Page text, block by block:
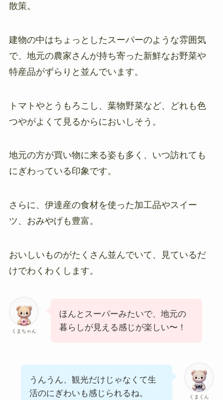
散策。
建物の中はちょっとしたスーパーのような雰囲気
で、地元の農家さんが持ち寄った新鮮なお野菜や
特産品がずらりと並んでいます。
トマトやとうもろこし、葉物野菜など、どれも色
つやがよくて見るからにおいしそう。
地元の方が買い物に来る姿も多く、いつ訪れても
にぎわっている印象です。
さらに、伊達産の食材を使った加工品やスイー
ツ、おみやげも豊富。
おいしいものがたくさん並んでいて、見ているだ
けでわくわくします。
くまちゃん
ほんとスーパーみたいで、地元の
暮らしが見える感じが楽しい〜！
くまくん
うんうん、観光だけじゃなくて生
活のにぎわいも感じられるね。